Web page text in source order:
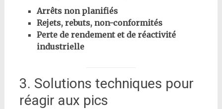
Arrêts non planifiés
Rejets, rebuts, non-conformités
Perte de rendement et de réactivité
industrielle
3. Solutions techniques pour
réagir aux pics